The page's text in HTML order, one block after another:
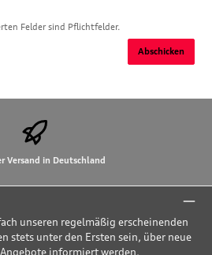
Felder sind Pflichtfelder.
Abschicken
Versand in Deutschland
unseren regelmäßig erscheinenden
stets unter den Ersten sein, über neue
informiert werden.